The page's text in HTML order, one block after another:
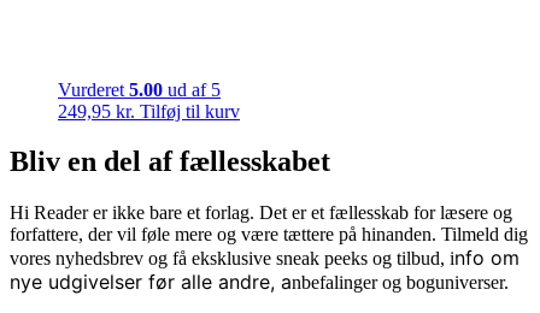
Vurderet 5.00 ud af 5
249,95 kr. Tilføj til kurv
Bliv en del af fællesskabet
Hi Reader er ikke bare et forlag. Det er et fællesskab for læsere og
forfattere, der vil føle mere og være tættere på hinanden. Tilmeld dig
vores nyhedsbrev og få eksklusive sneak peeks og tilbud, info om
nye udgivelser før alle andre, anbefalinger og boguniverser.